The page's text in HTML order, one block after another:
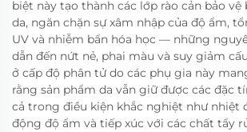
biệt này tạo thành các lớp rào cản bảo vệ
da, ngăn chặn sự xâm nhập của độ ẩm,
UV và nhiễm bẩn hóa học — những
dẫn đến nứt nẻ, phai màu và suy giảm
ở cấp độ phân tử do các phụ gia này
rằng sản phẩm da vẫn giữ được các đặc
cả trong điều kiện khắc nghiệt như nhiệt
động độ ẩm và tiếp xúc với các chất tẩy